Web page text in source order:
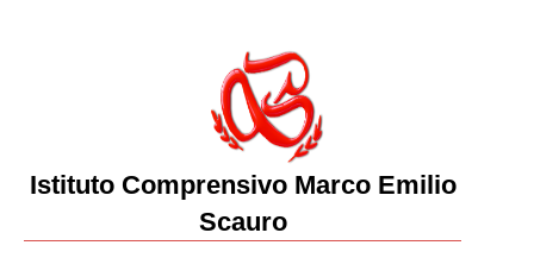
Istituto Comprensivo Marco Emilio
Scauro